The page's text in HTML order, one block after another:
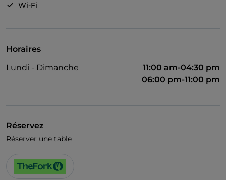
Wi-Fi
Horaires
Lundi - Dimanche
11:00 am-04:30 pm
06:00 pm-11:00 pm
Réservez
Réserver une table